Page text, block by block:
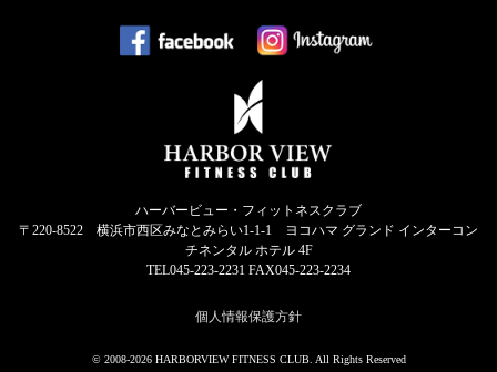
ハーバービュー・フィットネスクラブ
〒220-8522 横浜市西区みなとみらい1-1-1 ヨコハマ グランド インターコン
チネンタル ホテル 4F
TEL045-223-2231 FAX045-223-2234
個人情報保護方針
© 2008-2026 HARBORVIEW FITNESS CLUB. All Rights Reserved